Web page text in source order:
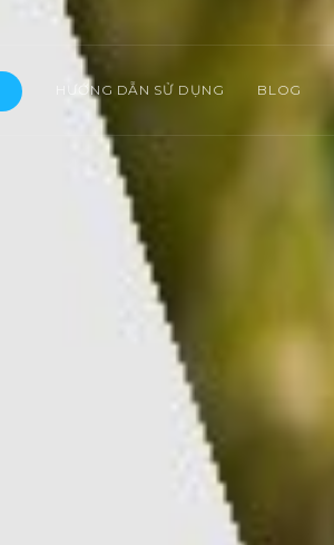
HƯỚNG DẪN SỬ DỤNG BLOG